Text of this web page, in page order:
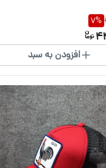
7%
افزودن به سبد